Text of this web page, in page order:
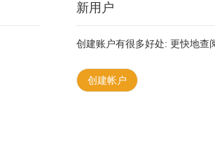
新用户
创建账户有很多好处: 更快地查
创建帐户